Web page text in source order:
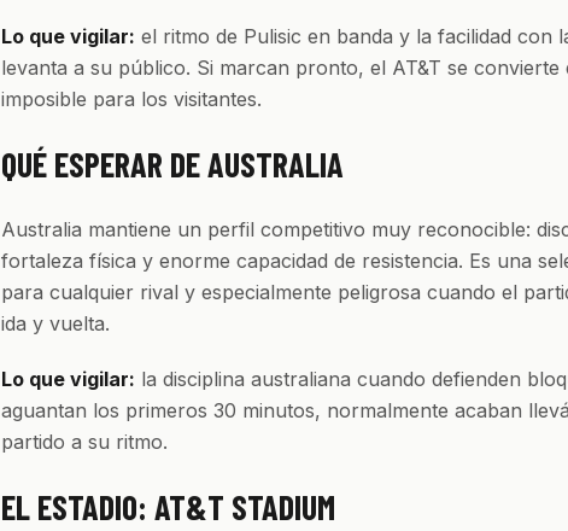
Lo que vigilar: el ritmo de Pulisic en banda y la facilidad con
levanta a su público. Si marcan pronto, el AT&T se convierte
imposible para los visitantes.
QUÉ ESPERAR DE AUSTRALIA
Australia mantiene un perfil competitivo muy reconocible:
fortaleza física y enorme capacidad de resistencia. Es una
para cualquier rival y especialmente peligrosa cuando el
ida y vuelta.
Lo que vigilar: la disciplina australiana cuando defienden
aguantan los primeros 30 minutos, normalmente acaban
partido a su ritmo.
EL ESTADIO: AT&T STADIUM